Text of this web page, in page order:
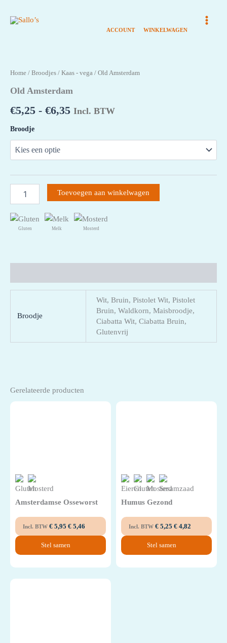
naar
Home / Broodjes / Kaas - vega / Old Amsterdam
Old Amsterdam
€5,25 - €6,35Prijsklasse:
Incl. BTW
Broodje
Amsterdam
Toevoegen aan winkelwagen
Gluten Melk Mosterd
Broodje
Wit, Bruin, Pistolet Wit, Pistolet
Bruin, Waldkorn, Maisbroodje,
Ciabatta Wit, Ciabatta Bruin,
Glutenvrij
Gerelateerde producten
Amsterdamse Osseworst
Incl. BTW € 5,95 € 5,46
Stel samen
Humus Gezond
Incl. BTW € 5,25 € 4,82
Stel samen